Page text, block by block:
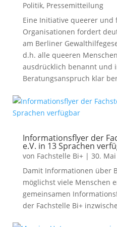
Politik, Pressemitteilung
Eine Initiative queerer
Organisationen fordert
am Berliner
d.h. alle queeren
ausdrücklich benannt und
Beratungsanspruch klar
Informationsflyer der
e.V. in 13 Sprachen
von Fachstelle Bi+| 30.
Damit Informationen über
möglichst viele Menschen
gemeinsamen
der Fachstelle Bi+